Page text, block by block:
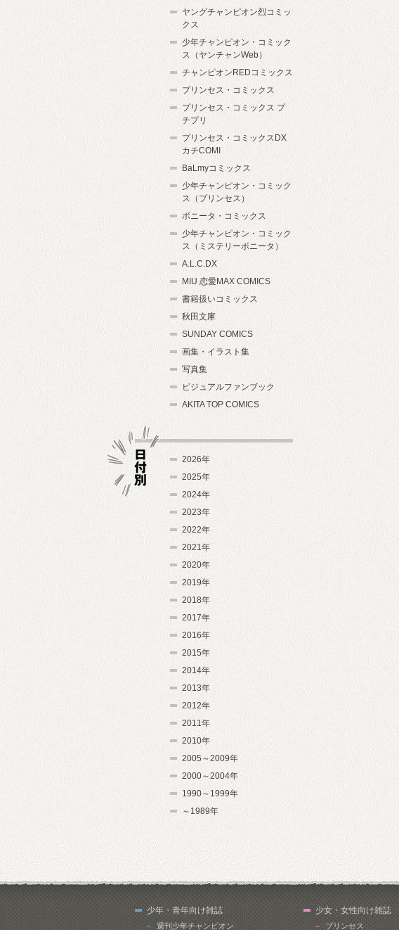
ヤングチャンピオン烈コミッ
クス
少年チャンピオン・コミック
ス（ヤンチャンWeb）
チャンピオンREDコミックス
プリンセス・コミックス
プリンセス・コミックス プ
チプリ
プリンセス・コミックスDX
カチCOMI
BaLmyコミックス
少年チャンピオン・コミック
ス（プリンセス）
ボニータ・コミックス
少年チャンピオン・コミック
ス（ミステリーボニータ）
A.L.C.DX
MIU 恋愛MAX COMICS
書籍扱いコミックス
秋田文庫
SUNDAY COMICS
画集・イラスト集
写真集
ビジュアルファンブック
AKITA TOP COMICS
2026年
2025年
2024年
2023年
2022年
2021年
2020年
2019年
2018年
2017年
2016年
2015年
2014年
2013年
2012年
2011年
2010年
2005～2009年
2000～2004年
1990～1999年
～1989年
少年・青年向け雑誌
週刊少年チャンピオン
少女・女性向け雑誌
プリンセス